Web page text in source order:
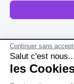
Continuer sans
Salut c'est
les